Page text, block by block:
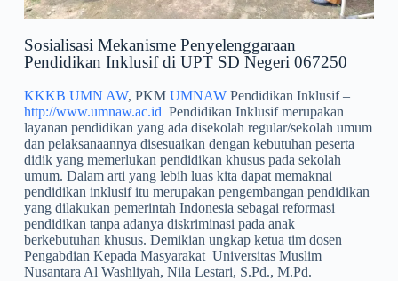
Sosialisasi Mekanisme Penyelenggaraan
Pendidikan Inklusif di UPT SD Negeri 067250
KKKB UMN AW, PKM UMNAWPendidikan Inklusif –
http://www.umnaw.ac.id Pendidikan Inklusif merupakan
layanan pendidikan yang ada disekolah regular/sekolah umum
dan pelaksanaannya disesuaikan dengan kebutuhan peserta
didik yang memerlukan pendidikan khusus pada sekolah
umum. Dalam arti yang lebih luas kita dapat memaknai
pendidikan inklusif itu merupakan pengembangan pendidikan
yang dilakukan pemerintah Indonesia sebagai reformasi
pendidikan tanpa adanya diskriminasi pada anak
berkebutuhan khusus. Demikian ungkap ketua tim dosen
Pengabdian Kepada Masyarakat Universitas Muslim
Nusantara Al Washliyah, Nila Lestari, S.Pd., M.Pd.